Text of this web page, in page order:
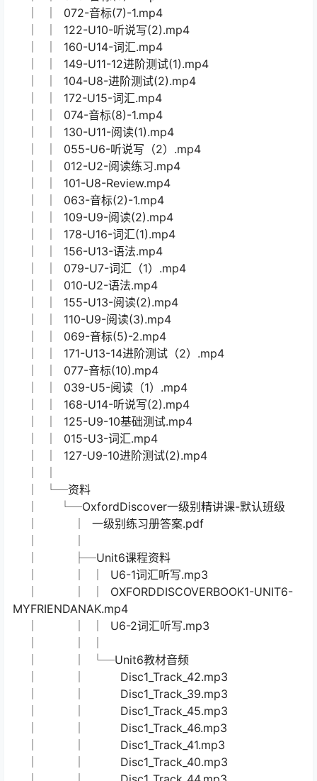
│ │ 177-U15-听说写.mp4
│ │ 020-U3-听力.mp4
│ │ 087-U7-写作.mp4
│ │ 076-音标(9).mp4
│ │ 144-U12-语法拓展(1).mp4
│ │ 112-U9-阅读(5).mp4
│ │ 152-U13-词汇(1).mp4
│ │ 065-音标(3).mp4
│ │ 123-U10-语法拓展(1).mp4
│ │ 057-U6-语法（2）-2.mp4
│ │ 097-U8-词汇拓展.mp4
│ │ 070-音标(6)-1.mp4
│ │ 072-音标(7)-1.mp4
│ │ 122-U10-听说写(2).mp4
│ │ 160-U14-词汇.mp4
│ │ 149-U11-12进阶测试(1).mp4
│ │ 104-U8-进阶测试(2).mp4
│ │ 172-U15-词汇.mp4
│ │ 074-音标(8)-1.mp4
│ │ 130-U11-阅读(1).mp4
│ │ 055-U6-听说写（2）.mp4
│ │ 012-U2-阅读练习.mp4
│ │ 101-U8-Review.mp4
│ │ 063-音标(2)-1.mp4
│ │ 109-U9-阅读(2).mp4
│ │ 178-U16-词汇(1).mp4
│ │ 156-U13-语法.mp4
│ │ 079-U7-词汇（1）.mp4
│ │ 010-U2-语法.mp4
│ │ 155-U13-阅读(2).mp4
│ │ 110-U9-阅读(3).mp4
│ │ 069-音标(5)-2.mp4
│ │ 171-U13-14进阶测试（2）.mp4
│ │ 077-音标(10).mp4
│ │ 039-U5-阅读（1）.mp4
│ │ 168-U14-听说写(2).mp4
│ │ 125-U9-10基础测试.mp4
│ │ 015-U3-词汇.mp4
│ │ 127-U9-10进阶测试(2).mp4
│ │
│ └─资料
│ └─OxfordDiscover一级别精讲课-默认班级
│ │ 一级别练习册答案.pdf
│ │
│ ├─Unit6课程资料
│ │ │ U6-1词汇听写.mp3